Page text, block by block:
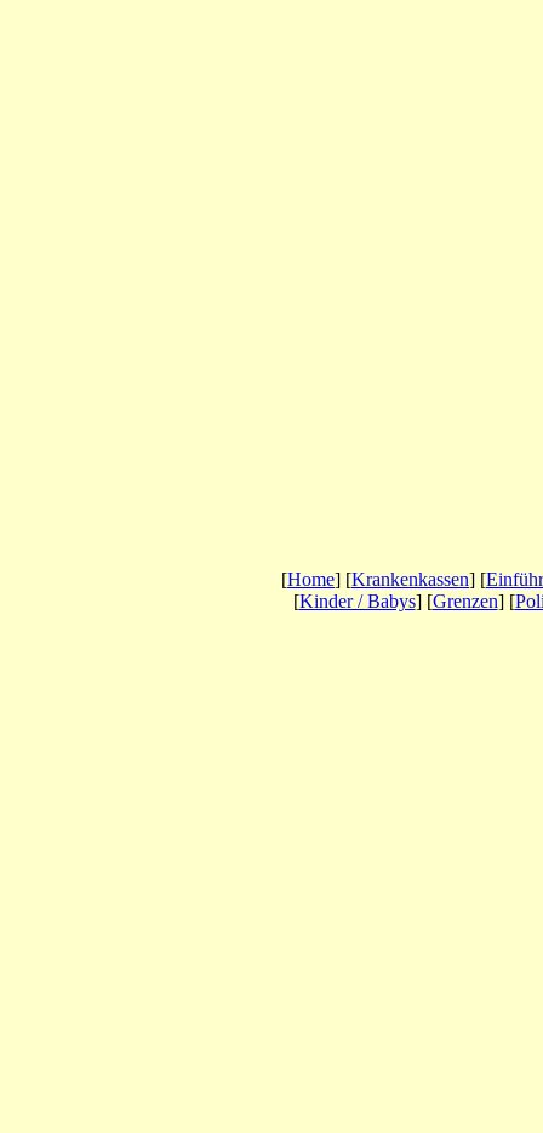
[Home] [Krankenkassen] [
[Kinder / Babys] [Grenzen] [